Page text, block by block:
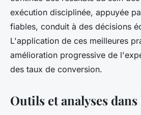
exécution disciplinée, appuyée
fiables, conduit à des décisions
L'application de ces meilleures
amélioration progressive de
des taux de conversion.
Outils et analyses